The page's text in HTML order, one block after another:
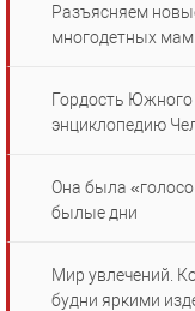
Разъясняем
многодетных мам
Гордость
энциклопедию
Она была
былые дни
Мир увлечений.
будни яркими